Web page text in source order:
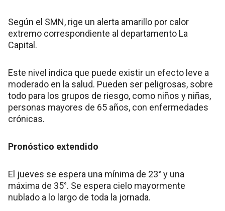
Según el SMN, rige un alerta amarillo por calor
extremo correspondiente al departamento La
Capital.
Este nivel indica que puede existir un efecto leve a
moderado en la salud. Pueden ser peligrosas, sobre
todo para los grupos de riesgo, como niños y niñas,
personas mayores de 65 años, con enfermedades
crónicas.
Pronóstico extendido
El jueves se espera una mínima de 23° y una
máxima de 35°. Se espera cielo mayormente
nublado a lo largo de toda la jornada.